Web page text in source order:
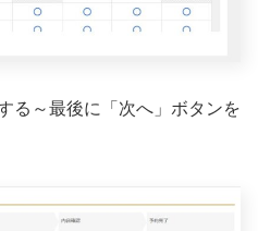
る～最後に「次へ」ボタンを